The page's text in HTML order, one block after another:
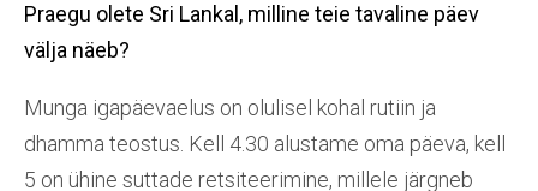
Praegu olete Sri Lankal, milline teie tavaline päev
välja näeb?
Munga igapäevaelus on olulisel kohal rutiin ja
dhamma teostus. Kell 4.30 alustame oma päeva, kell
5 on ühine suttade retsiteerimine, millele järgneb